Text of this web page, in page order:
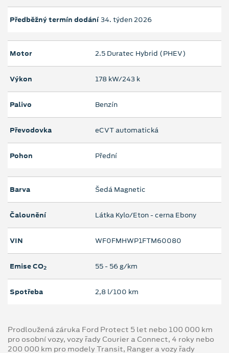
Předběžný termín dodání 34. týden 2026
Motor 2.5 Duratec Hybrid (PHEV)
Výkon 178 kW/243 k
Palivo Benzín
Převodovka eCVT automatická
Pohon Přední
Barva Šedá Magnetic
Čalounění Látka Kylo/Eton - cerna Ebony
VIN WF0FMHWP1FTM60080
Emise CO2 55 ‐ 56 g/km
Spotřeba 2,8 l/100 km
Prodloužená záruka Ford Protect 5 let nebo 100 000 km
pro osobní vozy, vozy řady Courier a Connect, 4 roky nebo
200 000 km pro modely Transit, Ranger a vozy řady